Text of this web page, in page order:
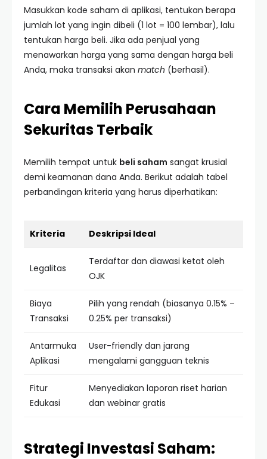
Masukkan kode saham di aplikasi, tentukan berapa
jumlah lot yang ingin dibeli (1 lot = 100 lembar), lalu
tentukan harga beli. Jika ada penjual yang
menawarkan harga yang sama dengan harga beli
Anda, maka transaksi akan match (berhasil).
Cara Memilih Perusahaan
Sekuritas Terbaik
Memilih tempat untuk beli saham sangat krusial
demi keamanan dana Anda. Berikut adalah tabel
perbandingan kriteria yang harus diperhatikan:
Kriteria Deskripsi Ideal
Legalitas
Terdaftar dan diawasi ketat oleh
OJK
Biaya
Transaksi
Pilih yang rendah (biasanya 0.15% –
0.25% per transaksi)
Antarmuka
Aplikasi
User-friendly dan jarang
mengalami gangguan teknis
Fitur
Edukasi
Menyediakan laporan riset harian
dan webinar gratis
Strategi Investasi Saham: